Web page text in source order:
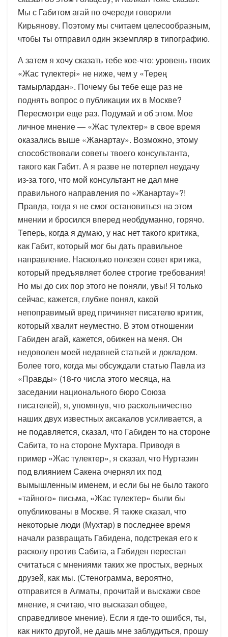
Мы с Габитом агай по очереди говорили
Кирьянову. Поэтому мы считаем целесообразным,
чтобы ты отправил один экземпляр в типографию.
А затем я хочу сказать тебе кое-что: уровень твоих
«Жас түлектері» не ниже, чем у «Терең
тамырлардан». Почему бы тебе еще раз не
поднять вопрос о публикации их в Москве?
Пересмотри еще раз. Подумай и об этом. Мое
личное мнение — «Жас түлектер» в свое время
оказались выше «Жанартау». Возможно, этому
способствовали советы твоего консультанта,
такого как Габит. А я разве не потерпел неудачу
из-за того, что мой консультант не дал мне
правильного направления по «Жанартау»?!
Правда, тогда я не смог остановиться на этом
мнении и бросился вперед необдуманно, горячо.
Теперь, когда я думаю, у нас нет такого критика,
как Габит, который мог бы дать правильное
направление. Насколько полезен совет критика,
который предъявляет более строгие требования!
Но мы до сих пор этого не поняли, увы! Я только
сейчас, кажется, глубже понял, какой
непоправимый вред причиняет писателю критик,
который хвалит неуместно. В этом отношении
Габиден агай, кажется, обижен на меня. Он
недоволен моей недавней статьей и докладом.
Более того, когда мы обсуждали статью Павла из
«Правды» (18-го числа этого месяца, на
заседании национального бюро Союза
писателей), я, упомянув, что раскольничество
наших двух известных аксакалов усиливается, а
не подавляется, сказал, что Габиден то на стороне
Сабита, то на стороне Мухтара. Приводя в
пример «Жас түлектер», я сказал, что Нуртазин
под влиянием Сакена очернял их под
вымышленным именем, и если бы не было такого
«тайного» письма, «Жас түлектер» были бы
опубликованы в Москве. Я также сказал, что
некоторые люди (Мухтар) в последнее время
начали развращать Габидена, подстрекая его к
расколу против Сабита, а Габиден перестал
считаться с мнениями таких же простых, верных
друзей, как мы. (Стенограмма, вероятно,
отправится в Алматы, прочитай и выскажи свое
мнение, я считаю, что высказал общее,
справедливое мнение). Если я где-то ошибся, ты,
как никто другой, не дашь мне заблудиться, прошу